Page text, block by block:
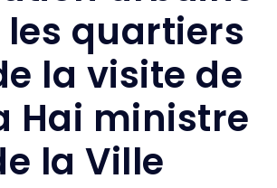
quartiers
la visite de
Hai ministre
la Ville